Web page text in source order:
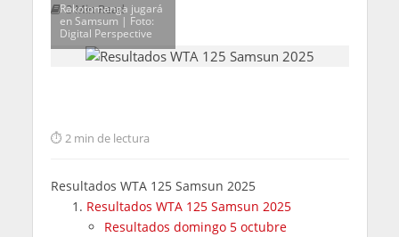
3 Min Read
Rakotomanga jugará
en Samsum | Foto:
Digital Perspective
2 min de lectura
Resultados WTA 125 Samsun 2025
Resultados WTA 125 Samsun 2025
Resultados domingo 5 octubre